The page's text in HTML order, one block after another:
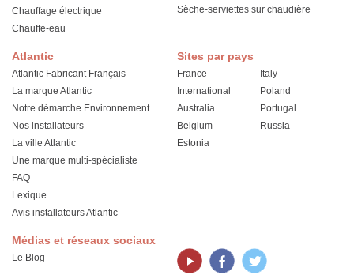
Atlantic
Atlantic Fabricant Français
La marque Atlantic
Notre démarche Environnement
Nos installateurs
La ville Atlantic
Une marque multi-spécialiste
FAQ
Lexique
Avis installateurs Atlantic
Chauffage électrique
Chauffe-eau
Sèche-serviettes sur chaudière
Sites par pays
France
International
Australia
Belgium
Estonia
Italy
Poland
Portugal
Russia
Médias et réseaux sociaux
Le Blog